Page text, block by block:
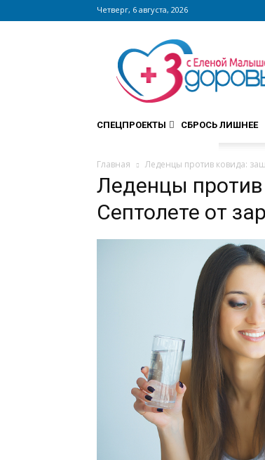
Четверг, 6 августа, 2026
Сайт
zdorovieinfo.ru
крупнейший
медицинский
интернет-
СПЕЦПРОЕКТЫ СБРОСЬ ЛИШНЕЕ
Главная Леденцы против ковида:
Леденцы
Септолете от